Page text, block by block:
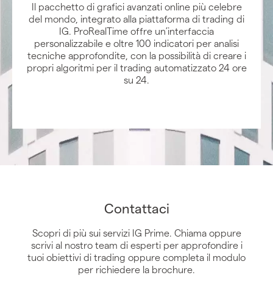
Il pacchetto di grafici avanzati online più celebre
del mondo, integrato alla piattaforma di trading di
IG. ProRealTime offre un’interfaccia
personalizzabile e oltre 100 indicatori per analisi
tecniche approfondite, con la possibilità di creare i
propri algoritmi per il trading automatizzato 24 ore
su 24.
Contattaci
Scopri di più sui servizi IG Prime. Chiama oppure
scrivi al nostro team di esperti per approfondire i
tuoi obiettivi di trading oppure completa il modulo
per richiedere la brochure.